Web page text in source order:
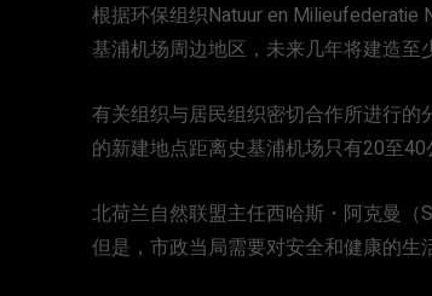
根据环保组织Natuur en Milieufederatie
基浦机场周边地区，未来几年将建造至
有关组织与居民组织密切合作所进行的
的新建地点距离史基浦机场只有20至
北荷兰自然联盟主任西哈斯・阿克曼（
但是，市政当局需要对安全和健康的生